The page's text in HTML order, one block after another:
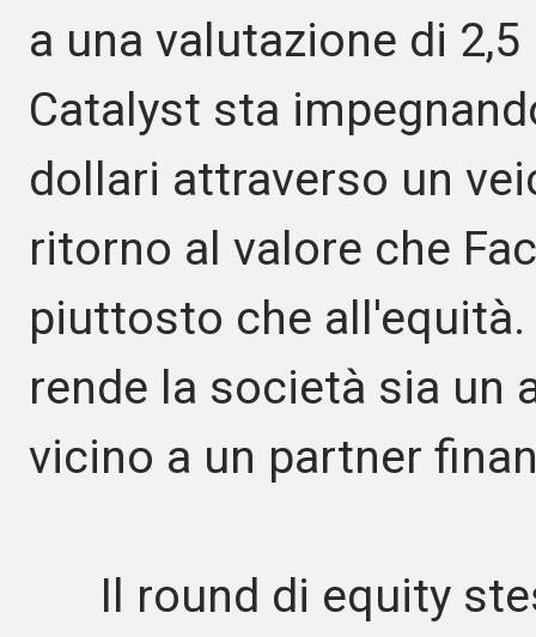
a una valutazione di
Catalyst sta
dollari attraverso un
ritorno al valore che
piuttosto che
rende la società sia un
vicino a un partner
Il round di equity